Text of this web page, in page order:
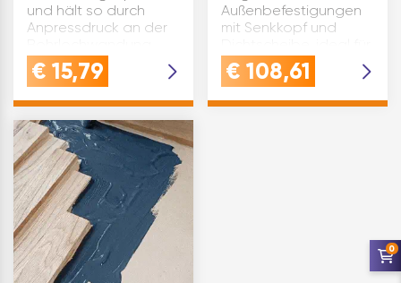
und hält so durch
Anpressdruck an der
Geeignet für: Beton,
Naturstein,
Vollstein aus Le…
€ 15,79
Außenbefestigungen
mit Senkkopf und
rostfreie
Anwendungen mit
€ 108,61
0